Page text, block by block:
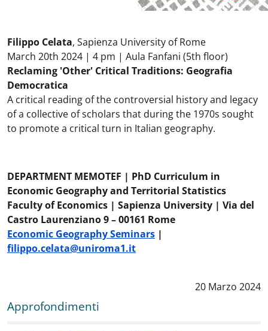
Filippo Celata, Sapienza University of Rome
March 20th 2024 | 4 pm | Aula Fanfani (5th floor)
Reclaming 'Other' Critical Traditions: Geografia
Democratica
A critical reading of the controversial history and legacy
of a collective of scholars that during the 1970s sought
to promote a critical turn in Italian geography.
DEPARTMENT MEMOTEF | PhD Curriculum in
Economic Geography and Territorial Statistics
Faculty of Economics | Sapienza University | Via del
Castro Laurenziano 9 – 00161 Rome
Economic Geography Seminars |
filippo.celata@uniroma1.it
Data notizia:
20 Marzo 2024
Approfondimenti